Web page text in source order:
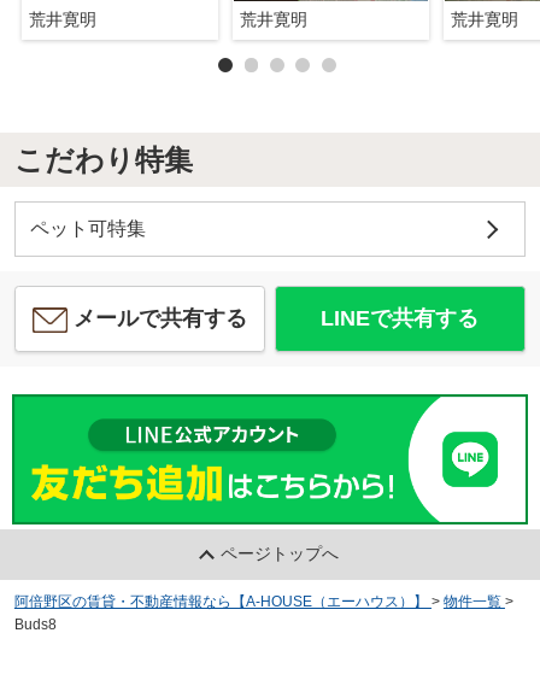
荒井寛明 荒井寛明 荒井寛明
こだわり特集
ペット可特集
メールで共有する LINEで共有する
ページトップへ
阿倍野区の賃貸・不動産情報なら【A-HOUSE（エーハウス）】 > 物件一覧 >
Buds8